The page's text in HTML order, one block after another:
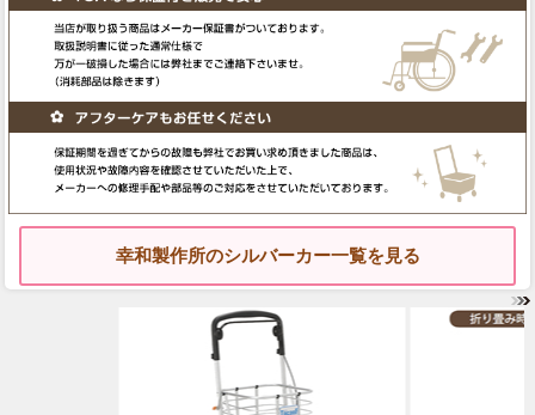
幸和製作所のシルバーカー一覧を見る